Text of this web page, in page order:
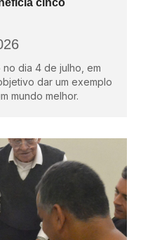
dia 4 de julho, em
dar um exemplo
mundo melhor.